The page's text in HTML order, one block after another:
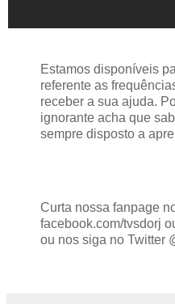
Estamos disponíveis
referente as
receber a sua ajuda.
ignorante acha que
sempre disposto a
Curta nossa fanpage
facebook.com/tvsdorj
ou nos siga no Twitter